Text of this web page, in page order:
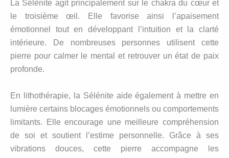
La Sélénite agit principalement sur le chakra du cœur et
le troisième œil. Elle favorise ainsi l’apaisement
émotionnel tout en développant l’intuition et la clarté
intérieure. De nombreuses personnes utilisent cette
pierre pour calmer le mental et retrouver un état de paix
profonde.
En lithothérapie, la Sélénite aide également à mettre en
lumière certains blocages émotionnels ou comportements
limitants. Elle encourage une meilleure compréhension
de soi et soutient l’estime personnelle. Grâce à ses
vibrations douces, cette pierre accompagne les